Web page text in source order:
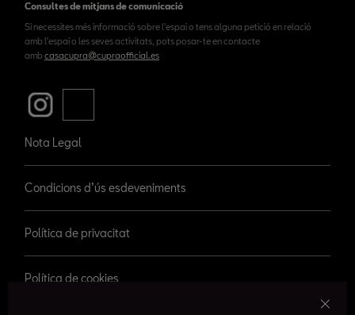
Consultes de mitjans de comunicació
Si necessites més informació sobre l'espai o tens alguna petició en relació
amb l'espai o les seves activitats, pots posar-te en contacte
amb casacupra@cupraofficial.es
Nota Legal
Condicions d’ús esdeveniments
Política de privacitat
Política de cookies